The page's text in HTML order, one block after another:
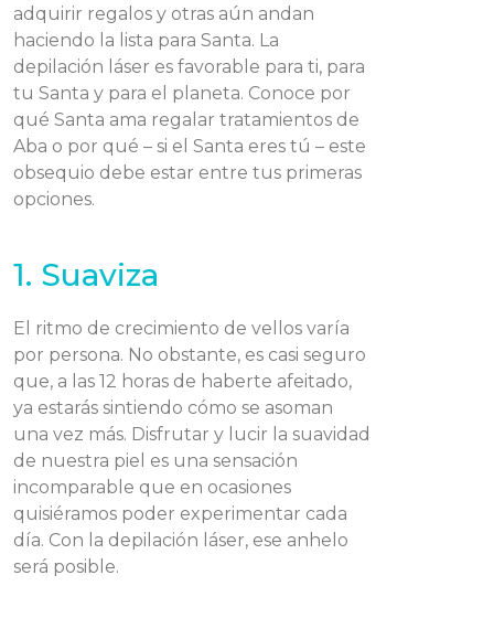
adquirir regalos y otras aún andan
haciendo la lista para Santa. La
depilación láser es favorable para ti, para
tu Santa y para el planeta. Conoce por
qué Santa ama regalar tratamientos de
Aba o por qué – si el Santa eres tú – este
obsequio debe estar entre tus primeras
opciones.
1. Suaviza
El ritmo de crecimiento de vellos varía
por persona. No obstante, es casi seguro
que, a las 12 horas de haberte afeitado,
ya estarás sintiendo cómo se asoman
una vez más. Disfrutar y lucir la suavidad
de nuestra piel es una sensación
incomparable que en ocasiones
quisiéramos poder experimentar cada
día. Con la depilación láser, ese anhelo
será posible.